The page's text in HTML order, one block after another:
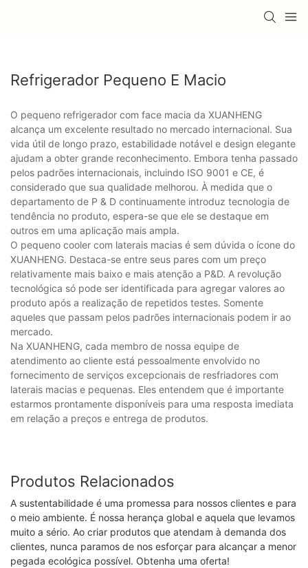
Refrigerador Pequeno E Macio
O pequeno refrigerador com face macia da XUANHENG
alcança um excelente resultado no mercado internacional. Sua
vida útil de longo prazo, estabilidade notável e design elegante
ajudam a obter grande reconhecimento. Embora tenha passado
pelos padrões internacionais, incluindo ISO 9001 e CE, é
considerado que sua qualidade melhorou. À medida que o
departamento de P & D continuamente introduz tecnologia de
tendência no produto, espera-se que ele se destaque em
outros em uma aplicação mais ampla.
O pequeno cooler com laterais macias é sem dúvida o ícone do
XUANHENG. Destaca-se entre seus pares com um preço
relativamente mais baixo e mais atenção a P&D. A revolução
tecnológica só pode ser identificada para agregar valores ao
produto após a realização de repetidos testes. Somente
aqueles que passam pelos padrões internacionais podem ir ao
mercado.
Na XUANHENG, cada membro de nossa equipe de
atendimento ao cliente está pessoalmente envolvido no
fornecimento de serviços excepcionais de resfriadores com
laterais macias e pequenas. Eles entendem que é importante
estarmos prontamente disponíveis para uma resposta imediata
em relação a preços e entrega de produtos.
Produtos Relacionados
A sustentabilidade é uma promessa para nossos clientes e para
o meio ambiente. É nossa herança global e aquela que levamos
muito a sério. Ao criar produtos que atendam à demanda dos
clientes, nunca paramos de nos esforçar para alcançar a menor
pegada ecológica possível. Obtenha uma oferta!